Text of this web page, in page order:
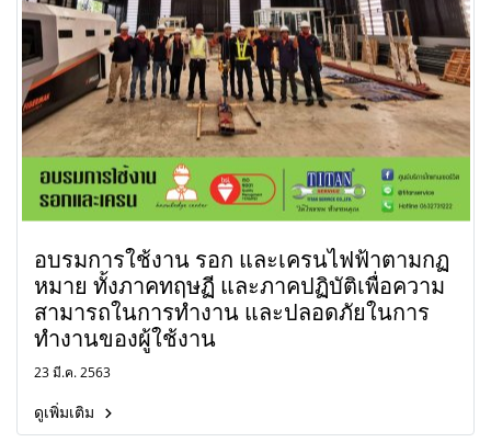
อบรมการใช้งาน รอก และเครนไฟฟ้าตามกฏ
หมาย ทั้งภาคทฤษฏี และภาคปฏิบัติเพื่อความ
สามารถในการทำงาน และปลอดภัยในการ
ทำงานของผู้ใช้งาน
23 มี.ค. 2563
ดูเพิ่มเติม